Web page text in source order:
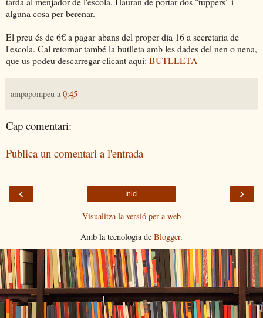
alguna cosa per berenar.
El preu és de 6€ a pagar abans del proper dia 16 a secretaria de
l'escola. Cal retornar també la butlleta amb les dades del nen o nena,
que us podeu descarregar clicant aquí: BUTLLETA
ampapompeu a 0:45
Cap comentari:
Publica un comentari a l'entrada
‹ ›
Inici
Visualitza la versió per a web
Amb la tecnologia de Blogger.